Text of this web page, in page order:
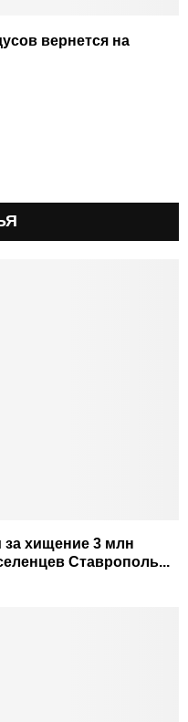
вернется на
хищение 3 млн
Ставрополь...